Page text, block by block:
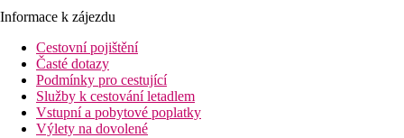
Informace k zájezdu
Cestovní pojištění
Časté dotazy
Podmínky pro cestující
Služby k cestování letadlem
Vstupní a pobytové poplatky
Výlety na dovolené